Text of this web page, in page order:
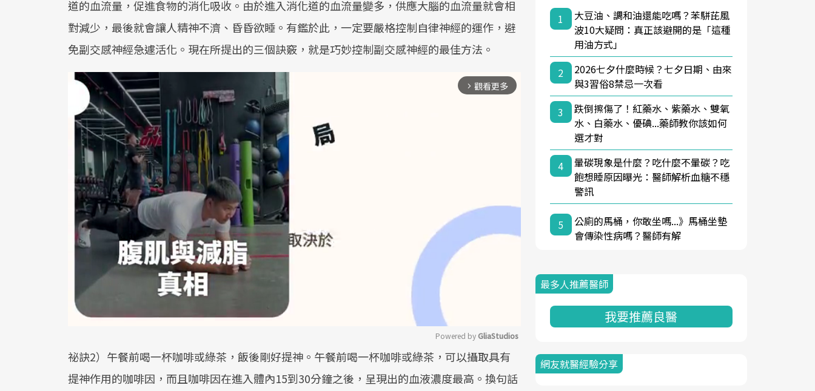
道的血流量，促進食物的消化吸收。由於進入消化道的血流量變多，供應大腦的血流量就會相
對減少，最後就會讓人精神不濟、昏昏欲睡。有鑑於此，一定要嚴格控制自律神經的運作，避
免副交感神經急遽活化。現在所提出的三個訣竅，就是巧妙控制副交感神經的最佳方法。
arrow_forward_ios 觀看更多
Mute
Powered by GliaStudios
祕訣2）午餐前喝一杯咖啡或綠茶，飯後剛好提神。午餐前喝一杯咖啡或綠茶，可以攝取具有
提神作用的咖啡因，而且咖啡因在進入體內15到30分鐘之後，呈現出的血液濃度最高。換句話
1
大豆油、調和油還能吃嗎？苯駢芘風
波10大疑問：真正該避開的是「這種
用油方式」
2
2026七夕什麼時候？七夕日期、由來
與3習俗8禁忌一次看
3
跌倒擦傷了！紅藥水、紫藥水、雙氧
水、白藥水、優碘...藥師教你該如何
選才對
4
暈碳現象是什麼？吃什麼不暈碳？吃
飽想睡原因曝光：醫師解析血糖不穩
警訊
5
公廁的馬桶，你敢坐嗎...》馬桶坐墊
會傳染性病嗎？醫師有解
最多人推薦醫師
我要推薦良醫
網友就醫經驗分享